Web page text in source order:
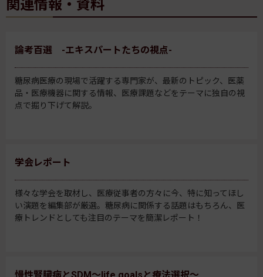
関連情報・資料
論考百選 -エキスパートたちの視点-
糖尿病医療の現場で活躍する専門家が、最新のトピック、医薬
品・医療機器に関する情報、医療課題などをテーマに独自の視
点で掘り下げて解説。
学会レポート
様々な学会を取材し、医療従事者の方々に今、特に知ってほし
い演題を編集部が厳選。糖尿病に関係する話題はもちろん、医
療トレンドとしても注目のテーマを簡潔レポート！
慢性腎臓病とSDM～life goalsと療法選択～